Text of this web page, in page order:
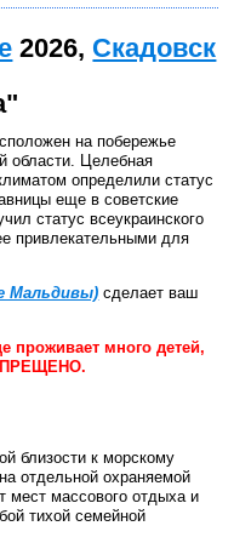
2026, Скадовск
на побережье
области. Целебная
определили статус
еще в советские
статус всеукраинского
привлекательными для
Мальдивы) сделает ваш
проживает много детей,
близости к морскому
отдельной охраняемой
мест массового отдыха и
тихой семейной